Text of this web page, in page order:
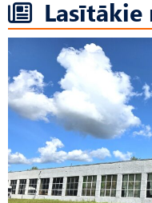
Lasītākie